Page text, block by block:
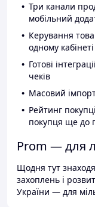
Три канали
мобільний
Керування
одному кабінеті
Готові
чеків
Масовий
Рейтинг
покупця ще до
Prom — для
Щодня тут
захоплень і
України — для